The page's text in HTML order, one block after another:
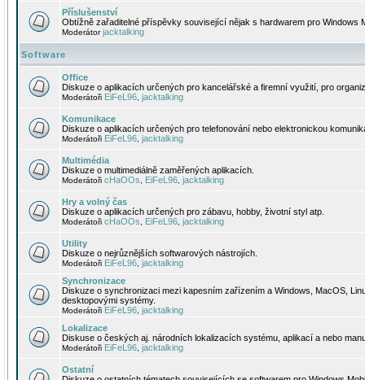
Příslušenství
Obtížně zařaditelné příspěvky související nějak s hardwarem pro Windows
Moderátorjacktalking
Software
Office
Diskuze o aplikacích určených pro kancelářské a firemní využití, pro
Moderátoři EiFeL96 jacktalking
Komunikace
Diskuze o aplikacích určených pro telefonování nebo elektronickou
Moderátoři EiFeL96 jacktalking
Multimédia
Diskuze o multimediálně zaměřených aplikacích.
Moderátoři cHaOOs EiFeL96 jacktalking
Hry a volný čas
Diskuze o aplikacích určených pro zábavu, hobby, životní styl atp.
Moderátoři cHaOOs EiFeL96 jacktalking
Utility
Diskuze o nejrůznějších softwarových nástrojích.
Moderátoři EiFeL96 jacktalking
Synchronizace
Diskuze o synchronizaci mezi kapesním zařízením a Windows, MacOS,
desktopovými systémy.
Moderátoři EiFeL96 jacktalking
Lokalizace
Diskuse o českých aj. národních lokalizacích systému, aplikací a nebo
Moderátoři EiFeL96 jacktalking
Ostatní